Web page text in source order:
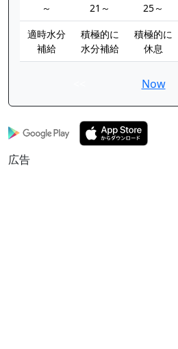
～
21～ 25～
適時水分
補給
積極的に
水分補給
積極的に
休息
Now
広告